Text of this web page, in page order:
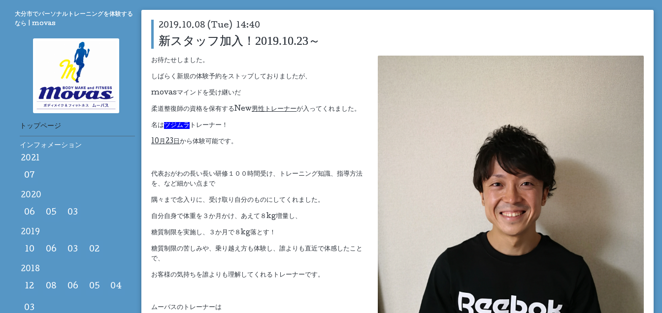
2019.10.08 (Tue) 14:40
新スタッフ加入！2019.10.23～
お待たせしました。
しばらく新規の体験予約をストップしておりましたが、
movasマインドを受け継いだ
柔道整復師の資格を保有するNew男性トレーナーが入ってくれました。
名はツジムラ トレーナー！
10月23日 から体験可能です。
代表おがわの長い長い研修１００時間受け、トレーニング知識、指導方法
を、など細かい点まで
隅々まで念入りに、受け取り自分のものにしてくれました。
自分自身で体重を３か月かけ、あえて８kg増量し、
糖質制限を実施し、３か月で８kg落とす！
糖質制限の苦しみや、乗り越え方も体験し、誰よりも直近で体感したこと
で、
お客様の気持ちを誰よりも理解してくれるトレーナーです。
ムーバスのトレーナーは
大分市でパーソナルトレーニングを体験する
なら | movas
トップページ
インフォメーション
2021
07
2020
06 05 03
2019
10 06 03 02
2018
12 08 06 05 04
03